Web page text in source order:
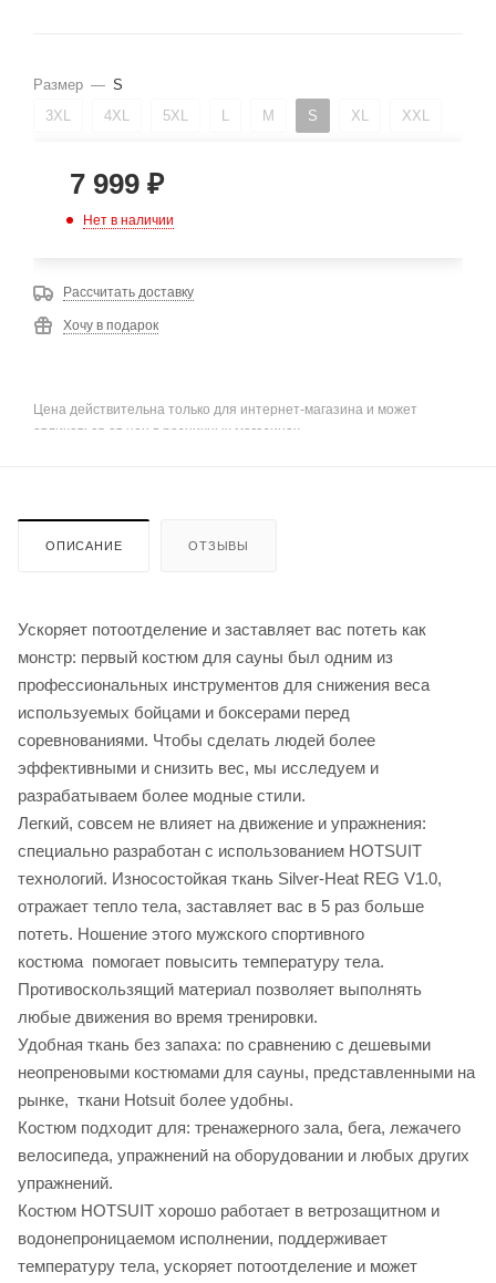
Размер — S
3XL
4XL 5XL L M S XL XXL
7 999 ₽
Нет в наличии
Рассчитать доставку
Хочу в подарок
Цена действительна только для интернет-магазина и может
отличаться от цен в розничных магазинах
ОПИСАНИЕ ОТЗЫВЫ
Ускоряет потоотделение и заставляет вас потеть как
монстр: первый костюм для сауны был одним из
профессиональных инструментов для снижения веса
используемых бойцами и боксерами перед
соревнованиями. Чтобы сделать людей более
эффективными и снизить вес, мы исследуем и
разрабатываем более модные стили.
Легкий, совсем не влияет на движение и упражнения:
специально разработан с использованием HOTSUIT
технологий. Износостойкая ткань Silver-Heat REG V1.0,
отражает тепло тела, заставляет вас в 5 раз больше
потеть. Ношение этого мужского спортивного
костюма помогает повысить температуру тела.
Противоскользящий материал позволяет выполнять
любые движения во время тренировки.
Удобная ткань без запаха: по сравнению с дешевыми
неопреновыми костюмами для сауны, представленными на
рынке, ткани Hotsuit более удобны.
Костюм подходит для: тренажерного зала, бега, лежачего
велосипеда, упражнений на оборудовании и любых других
упражнений.
Костюм HOTSUIT хорошо работает в ветрозащитном и
водонепроницаемом исполнении, поддерживает
температуру тела, ускоряет потоотделение и может